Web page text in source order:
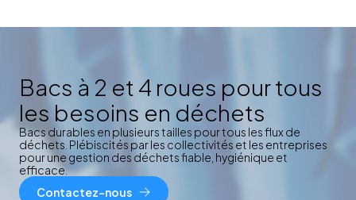
Bacs à 2 et 4 roues pour tous
les besoins en déchets
Bacs durables en plusieurs tailles pour tous les flux de
déchets. Plébiscités par les collectivités et les entreprises
pour une gestion des déchets fiable, hygiénique et
efficace.
Contactez-nous